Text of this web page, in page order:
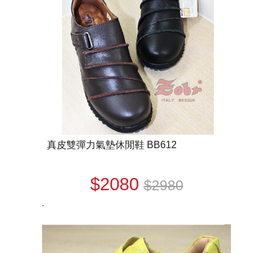
真皮雙彈力氣墊休閒鞋 BB612
$2080$2980